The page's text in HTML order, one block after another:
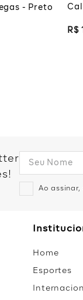
- Preto
R$
Ao
Home
Esportes